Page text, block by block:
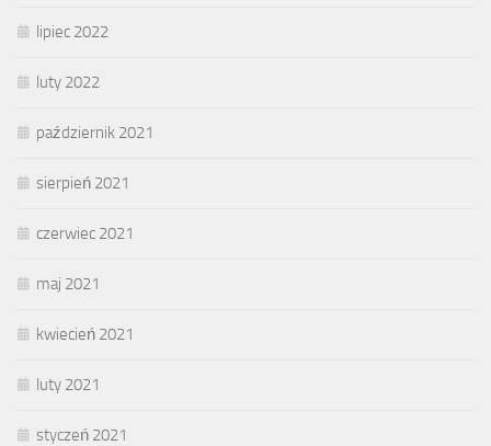
lipiec 2022
luty 2022
październik 2021
sierpień 2021
czerwiec 2021
maj 2021
kwiecień 2021
luty 2021
styczeń 2021